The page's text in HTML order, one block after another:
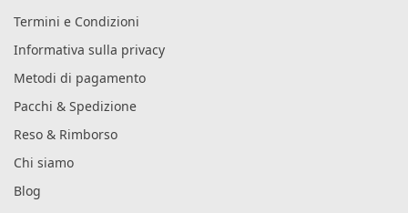
Termini e Condizioni
Informativa sulla privacy
Metodi di pagamento
Pacchi & Spedizione
Reso & Rimborso
Chi siamo
Blog